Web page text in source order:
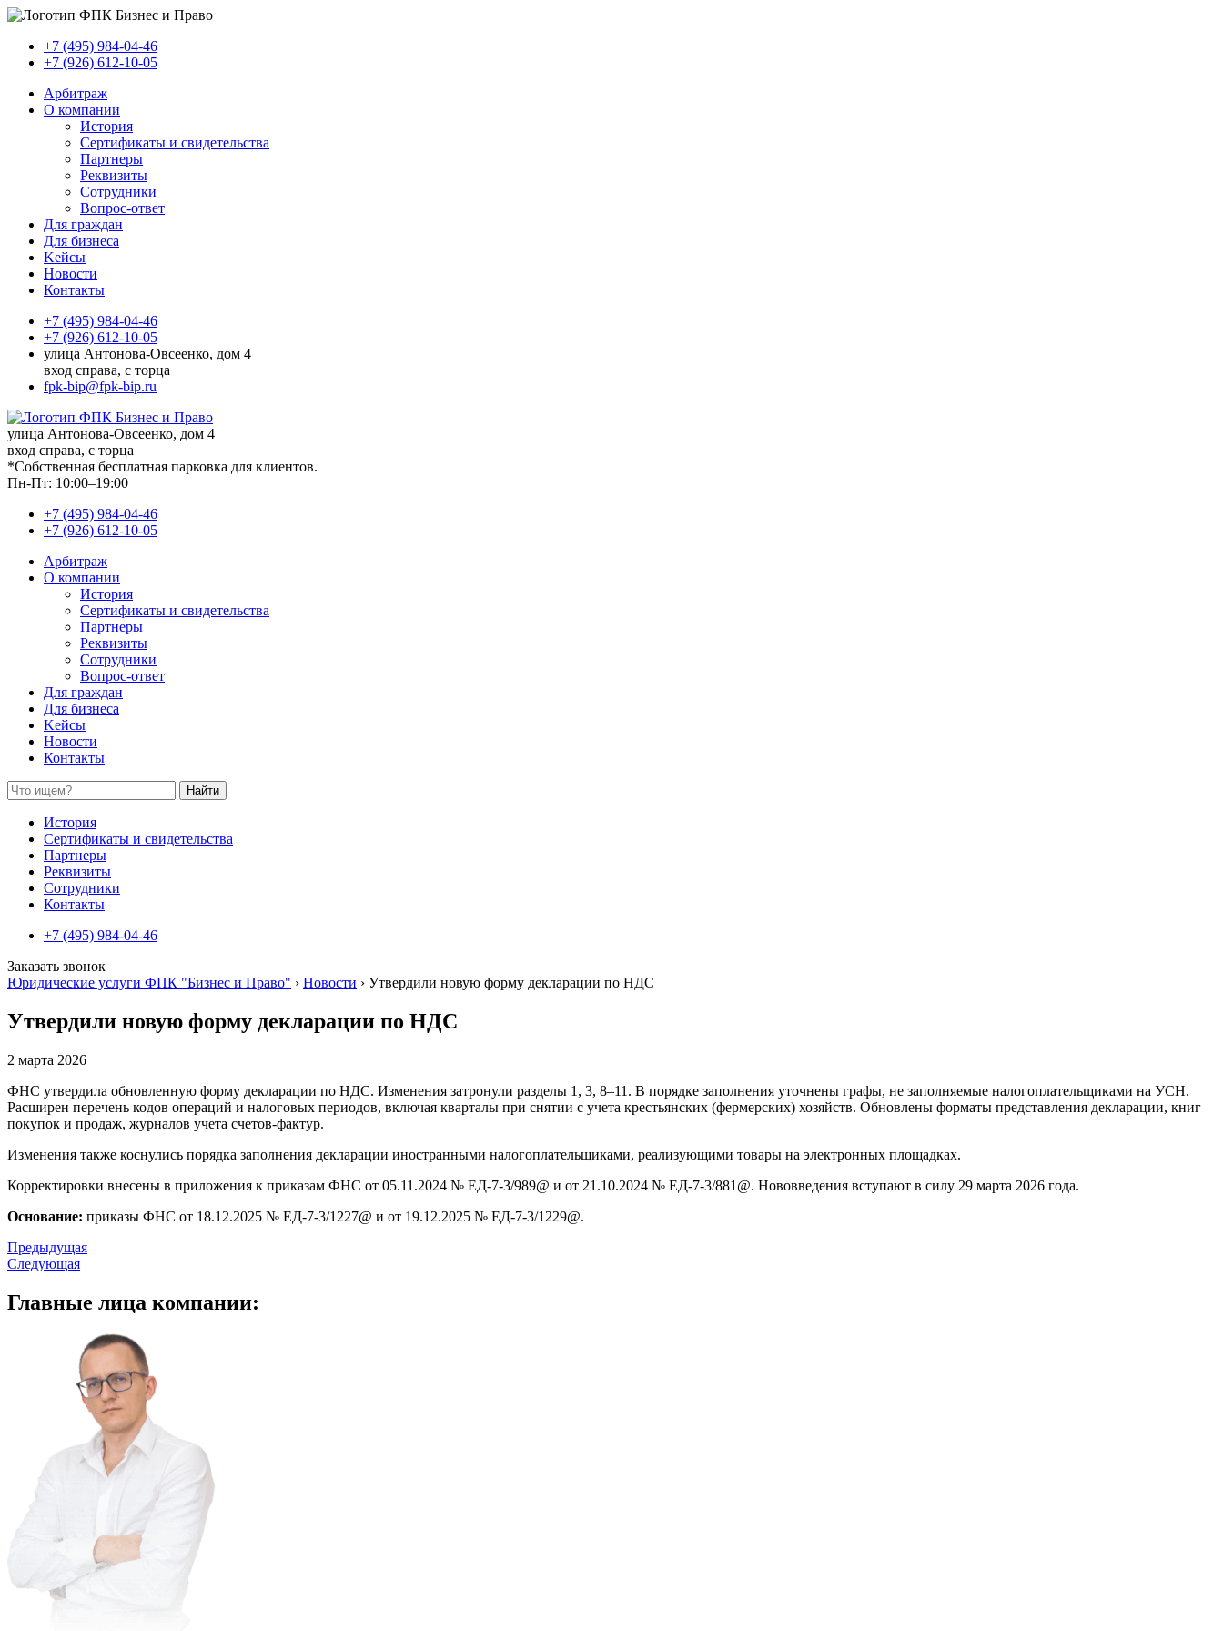
+7 (495) 984-04-46
+7 (926) 612-10-05
Арбитраж
О компании
История
Сертификаты и свидетельства
Партнеры
Реквизиты
Сотрудники
Вопрос-ответ
Для граждан
Для бизнеса
Kейсы
Новости
Контакты
+7 (495) 984-04-46
+7 (926) 612-10-05
улица Антонова-Овсеенко, дом 4
вход справа, с торца
fpk-bip@fpk-bip.ru
улица Антонова-Овсеенко, дом 4
вход справа, с торца
*Собственная бесплатная парковка для клиентов.
Пн-Пт: 10:00–19:00
+7 (495) 984-04-46
+7 (926) 612-10-05
Арбитраж
О компании
История
Сертификаты и свидетельства
Партнеры
Реквизиты
Сотрудники
Вопрос-ответ
Для граждан
Для бизнеса
Kейсы
Новости
Контакты
История
Сертификаты и свидетельства
Партнеры
Реквизиты
Сотрудники
Контакты
+7 (495) 984-04-46
Заказать звонок
Юридические услуги ФПК "Бизнес и Право" › Новости › Утвердили новую форму декларации по НДС
Утвердили новую форму декларации по НДС
2 марта 2026
ФНС утвердила обновленную форму декларации по НДС. Изменения затронули разделы 1, 3, 8–11. В порядке заполнения уточнены графы, не заполняемые налогоплательщиками на УСН.
Расширен перечень кодов операций и налоговых периодов, включая кварталы при снятии с учета крестьянских (фермерских) хозяйств. Обновлены форматы представления декларации, книг
покупок и продаж, журналов учета счетов-фактур.
Изменения также коснулись порядка заполнения декларации иностранными налогоплательщиками, реализующими товары на электронных площадках.
Корректировки внесены в приложения к приказам ФНС от 05.11.2024 № ЕД-7-3/989@ и от 21.10.2024 № ЕД-7-3/881@. Нововведения вступают в силу 29 марта 2026 года.
Основание: приказы ФНС от 18.12.2025 № ЕД-7-3/1227@ и от 19.12.2025 № ЕД-7-3/1229@.
Предыдущая
Следующая
Главные лица компании: